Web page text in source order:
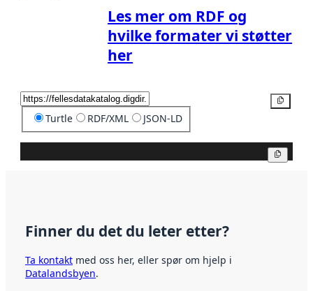
Les mer om RDF og
hvilke formater vi støtter
her
Turtle RDF/XML JSON-LD
Finner du det du leter etter?
Ta kontakt med oss her, eller spør om hjelp i
Datalandsbyen.